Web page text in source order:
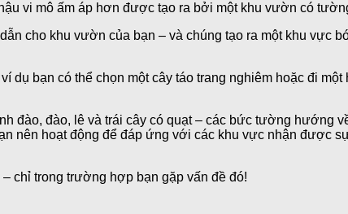
vi mô ấm áp hơn được tạo ra bởi một khu vườn có
cho khu vườn của bạn – và chúng tạo ra một khu vực
bạn có thể chọn một cây táo trang nghiêm hoặc đi
đào, đào, lê và trái cây có quạt – các bức tường hướng
nên hoạt động để đáp ứng với các khu vực nhận được
chỉ trong trường hợp bạn gặp vấn đề đó!